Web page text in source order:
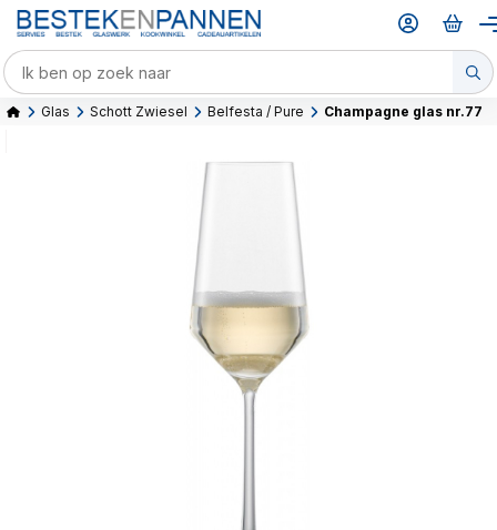
Glas Schott Zwiesel Belfesta / Pure Champagne glas nr.77